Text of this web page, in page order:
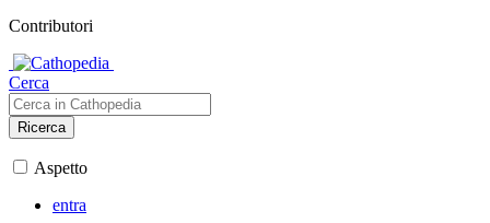
Contributori
Cerca
Ricerca
Aspetto
entra